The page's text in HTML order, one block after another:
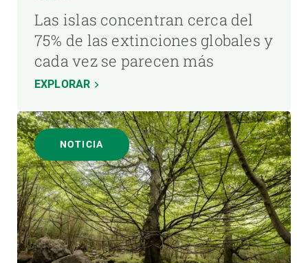
Las islas concentran cerca del
75% de las extinciones globales y
cada vez se parecen más
EXPLORAR
NOTICIA